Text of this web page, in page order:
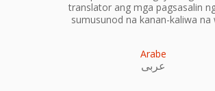
translator ang mga pagsasalin
sumusunod na kanan-kaliwa na
Arabe
عربى